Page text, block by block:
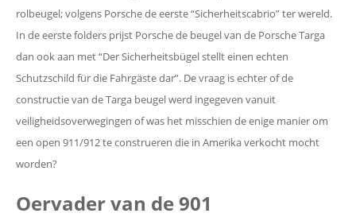
rolbeugel; volgens Porsche de eerste “Sicherheitscabrio” ter wereld.
In de eerste folders prijst Porsche de beugel van de Porsche Targa
dan ook aan met “Der Sicherheitsbügel stellt einen echten
Schutzschild für die Fahrgäste dar”. De vraag is echter of de
constructie van de Targa beugel werd ingegeven vanuit
veiligheidsoverwegingen of was het misschien de enige manier om
een open 911/912 te construeren die in Amerika verkocht mocht
worden?
Oervader van de 901